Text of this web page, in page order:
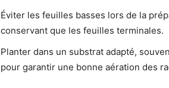
Éviter les feuilles basses lors de la
conservant que les feuilles terminales.
Planter dans un substrat adapté,
pour garantir une bonne aération des